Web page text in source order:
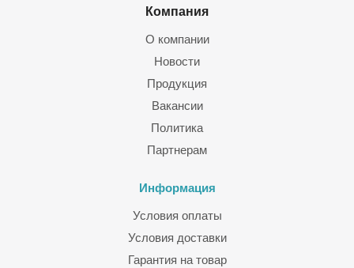
Компания
О компании
Новости
Продукция
Вакансии
Политика
Партнерам
Информация
Условия оплаты
Условия доставки
Гарантия на товар